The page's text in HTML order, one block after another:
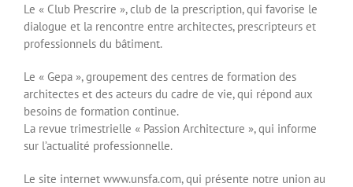
Le « Club Prescrire », club de la prescription, qui favorise le
dialogue et la rencontre entre architectes, prescripteurs et
professionnels du bâtiment.
Le « Gepa », groupement des centres de formation des
architectes et des acteurs du cadre de vie, qui répond aux
besoins de formation continue.
La revue trimestrielle « Passion Architecture », qui informe
sur l’actualité professionnelle.
Le site internet www.unsfa.com, qui présente notre union au